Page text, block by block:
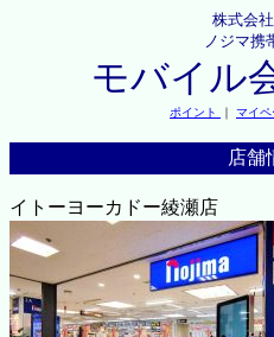
株式会
ノジマ携
モバイル
ポイント ｜ マイペ
店舗
イトーヨーカドー綾瀬店